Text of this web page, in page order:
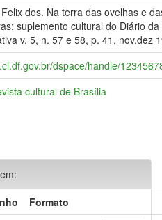
dos. Na terra das ovelhas e
suplemento cultural do Diário da
v. 5, n. 57 e 58, p. 41, nov.dez
dspace/handle/
cultural de Brasília
Formato